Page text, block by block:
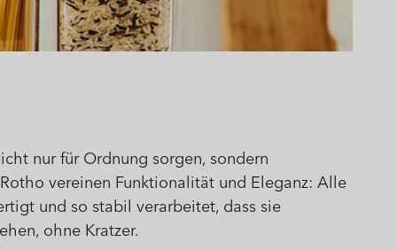
nur für Ordnung sorgen, sondern
vereinen Funktionalität und Eleganz: Alle
und so stabil verarbeitet, dass sie
ohne Kratzer.